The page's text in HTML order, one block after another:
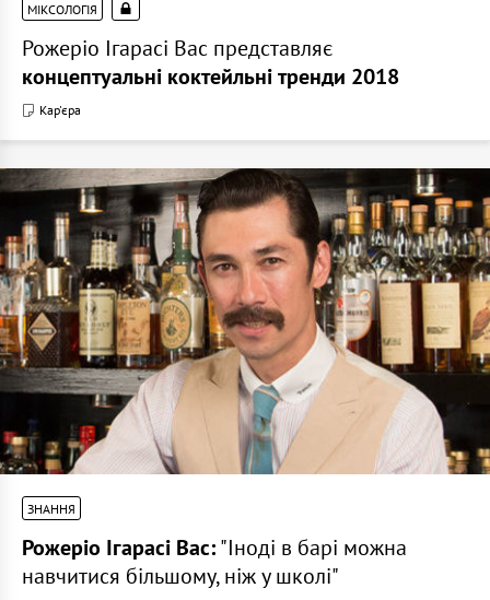
МІКСОЛОГІЯ
Рожеріо Ігарасі Вас представляє
концептуальні коктейльні тренди 2018
Кар'єра
ЗНАННЯ
Рожеріо Ігарасі Вас:"Іноді в барі можна
навчитися більшому, ніж у школі"